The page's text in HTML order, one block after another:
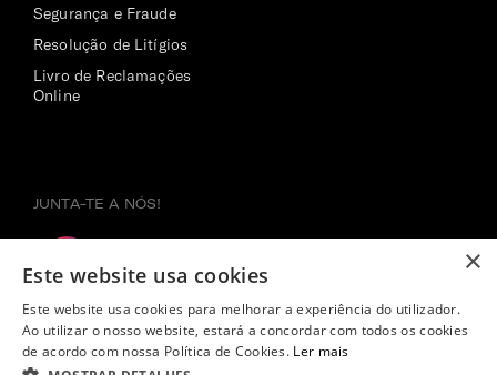
Segurança e Fraude
Resolução de Litígios
Livro de Reclamações
Online
JUNTA-TE A NÓS!
×
Este website usa cookies
Este website usa cookies para melhorar a experiência do utilizador.
Ao utilizar o nosso website, estará a concordar com todos os cookies
de acordo com nossa Política de Cookies. Ler mais